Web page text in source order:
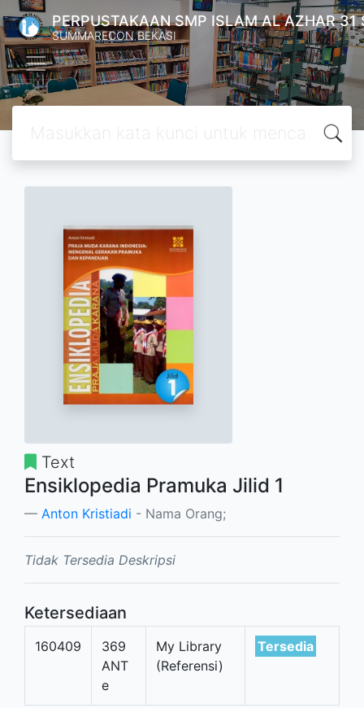
PERPUSTAKAAN SMP ISLAM AL AZHAR 31
SUMMARECON BEKASI
Text
Ensiklopedia Pramuka Jilid 1
Anton Kristiadi - Nama Orang;
Tidak Tersedia Deskripsi
Ketersediaan
160409
369
ANT
e
My Library
(Referensi)
Tersedia